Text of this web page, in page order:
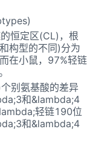
恒定区(CL)，根
构型的不同)分为
在小鼠，97%轻链
别氨基酸的差异
和&lambda;4
轻链190位
和&lambda;4